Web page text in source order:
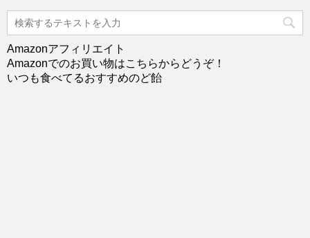
Amazonアフィリエイト
Amazonでのお買い物はこちらからどうぞ！
いつも食べてるおすすめのど飴